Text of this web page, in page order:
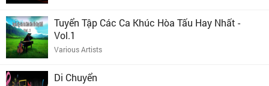
Tuyển Tập Các Ca Khúc Hòa Tấu Hay Nhất -
Vol.1
Various Artists
Di Chuyển